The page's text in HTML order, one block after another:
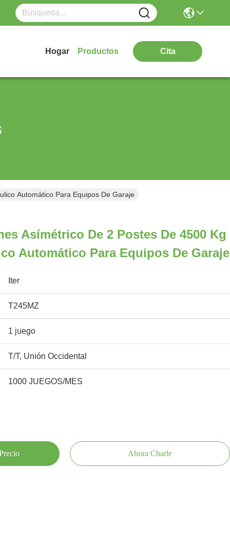
Hogar Productos Cita
Automático Para Equipos De Garaje
Asímétrico De 2 Postes De 4500 Kg
Automático Para Equipos De Garaje
Iter
T245MZ
1 juego
T/T, Unión Occidental
1000 JUEGOS/MES
Ahora Charle